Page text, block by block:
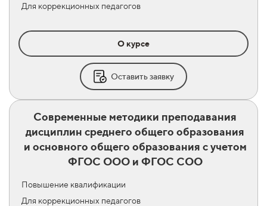
Для коррекционных педагогов
О курсе
Оставить заявку
Современные методики преподавания
дисциплин среднего общего образования
и основного общего образования с учетом
ФГОС ООО и ФГОС СОО
Повышение квалификации
Для коррекционных педагогов